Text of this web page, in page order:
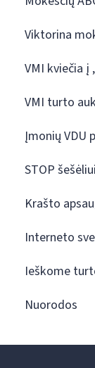
Viktorina
VMI kviečia į
VMI turto
Įmonių VDU
STOP šešėliui
Krašto
Interneto
Ieškome
Nuorodos